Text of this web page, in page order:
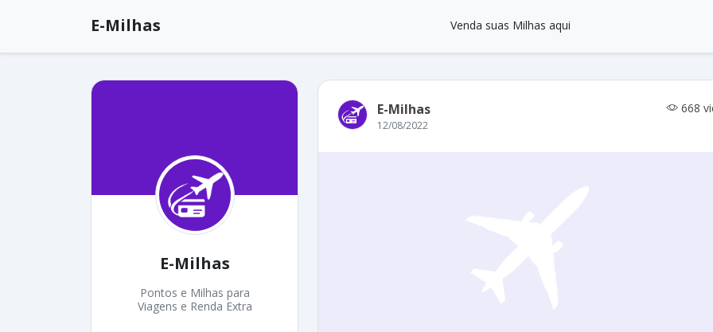
E-Milhas Venda suas Milhas aqui
E-Milhas
Pontos e Milhas para
Viagens e Renda Extra
E-Milhas 668
12/08/2022